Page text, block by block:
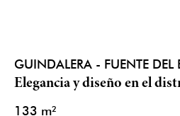
GUINDALERA - FUENTE DEL
Elegancia y diseño en el
133 m²